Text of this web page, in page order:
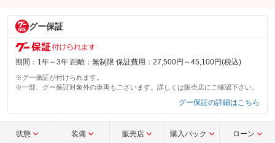
グー保証
期間：1年～3年 距離：無制限 保証費用：27,500円～45,100円(税込)
※グー保証が付けられます。
※一部、グー保証対象外の車両もございます。詳しくは販売店にご確認下さい。
グー保証の詳細はこちら
状態 装備 販売店 購入パック ローン